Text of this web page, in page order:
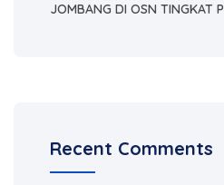
JOMBANG DI OSN TINGKAT
Recent Comments